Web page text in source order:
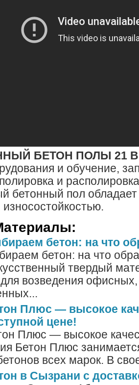
БЕТОН ПОЛЫ 21
и обучение,
и
бетонный пол
бетон: на что
бетон: на что
твердый
возведения
Плюс — высокое
цене!
Плюс — высокое
Бетон Плюс
всех марок. В
в Сызрани с